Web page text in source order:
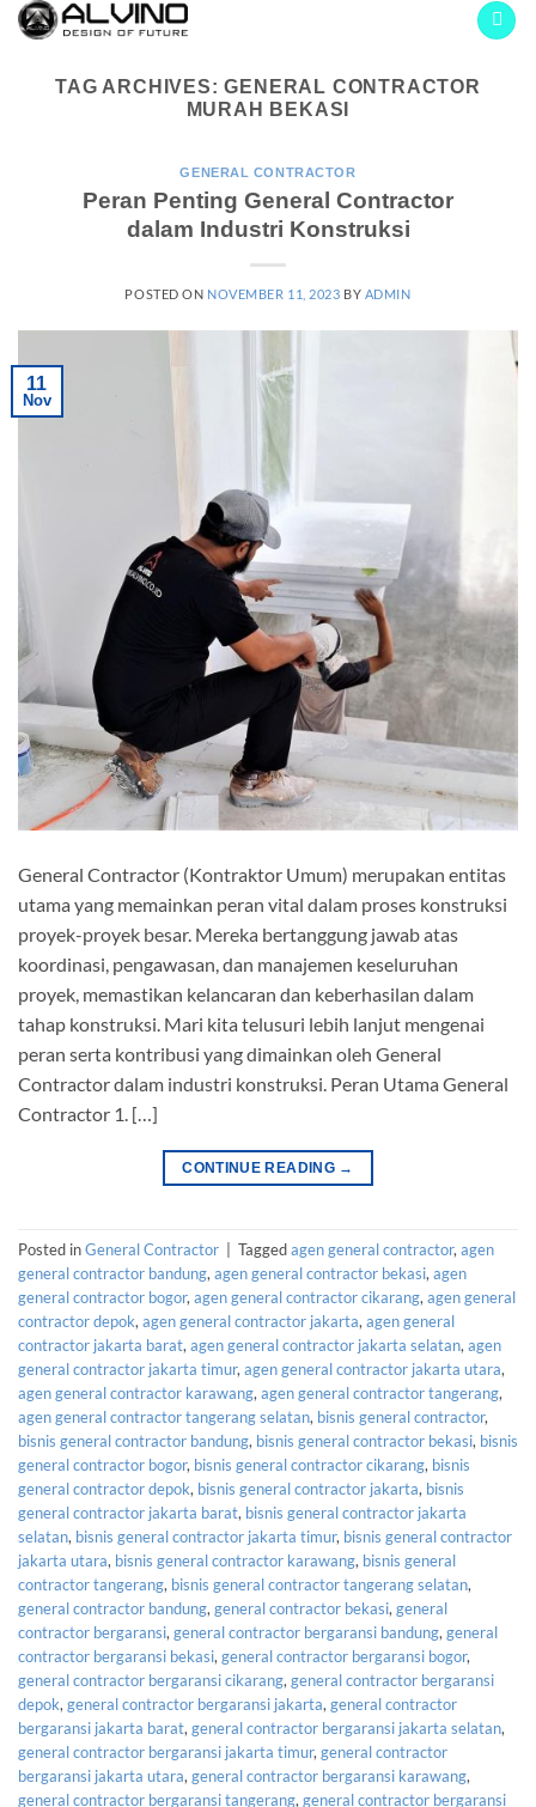
Skip
content
TAG ARCHIVES:GENERAL CONTRACTOR
MURAH BEKASI
GENERAL CONTRACTOR
Peran Penting General Contractor
dalam Industri Konstruksi
POSTED ON NOVEMBER 11, 2023 BY ADMIN
11
Nov
General Contractor (Kontraktor Umum) merupakan entitas
utama yang memainkan peran vital dalam proses konstruksi
proyek-proyek besar. Mereka bertanggung jawab atas
koordinasi, pengawasan, dan manajemen keseluruhan
proyek, memastikan kelancaran dan keberhasilan dalam
tahap konstruksi. Mari kita telusuri lebih lanjut mengenai
peran serta kontribusi yang dimainkan oleh General
Contractor dalam industri konstruksi. Peran Utama General
Contractor 1. […]
CONTINUE READING →
Posted inGeneral Contractor Taggedagen general contractor, agen
general contractor bandung, agen general contractor bekasi, agen
general contractor bogor, agen general contractor cikarang, agen general
contractor depok, agen general contractor jakarta, agen general
contractor jakarta barat, agen general contractor jakarta selatan, agen
general contractor jakarta timur, agen general contractor jakarta utara,
agen general contractor karawang, agen general contractor tangerang,
agen general contractor tangerang selatan, bisnis general contractor,
bisnis general contractor bandung, bisnis general contractor bekasi, bisnis
general contractor bogor, bisnis general contractor cikarang, bisnis
general contractor depok, bisnis general contractor jakarta, bisnis
general contractor jakarta barat, bisnis general contractor jakarta
selatan, bisnis general contractor jakarta timur, bisnis general contractor
jakarta utara, bisnis general contractor karawang, bisnis general
contractor tangerang, bisnis general contractor tangerang selatan,
general contractor bandung, general contractor bekasi, general
contractor bergaransi, general contractor bergaransi bandung, general
contractor bergaransi bekasi, general contractor bergaransi bogor,
general contractor bergaransi cikarang, general contractor bergaransi
depok, general contractor bergaransi jakarta, general contractor
bergaransi jakarta barat, general contractor bergaransi jakarta selatan,
general contractor bergaransi jakarta timur, general contractor
bergaransi jakarta utara, general contractor bergaransi karawang,
general contractor bergaransi tangerang, general contractor bergaransi